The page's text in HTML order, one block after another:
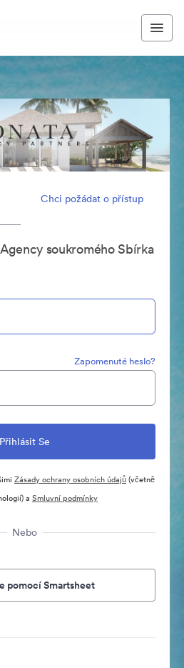
Chci požádat o přístup
soukromého Sbírka
Zapomenuté heslo?
Zásady ochrany osobních údajů(včetně
a Smluvní podmínky
Nebo
pomocí Smartsheet